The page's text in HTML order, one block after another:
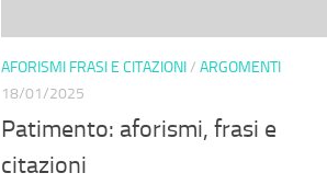
AFORISMI FRASI E CITAZIONI/ ARGOMENTI
18/01/2025
Patimento: aforismi, frasi e
citazioni